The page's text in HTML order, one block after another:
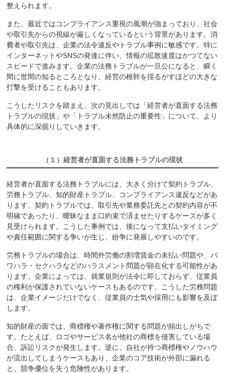
整えられます。
また、最近ではコンプライアンス重視の風潮が強まっており、社会
や取引先からの視線が厳しくなっているという背景があります。消
費者や取引先は、企業の法令違反やトラブル事例に敏感です。特に
インターネットやSNSの発達に伴い、情報の拡散速度はかつてない
スピードで進みます。企業の法務トラブルが一旦公になると、瞬く
間に世間の知るところとなり、経営の根幹を揺るがすほどの大きな
打撃を受けることもあります。
こうしたリスクを踏まえ、次の見出しでは「経営者が直面する法務
トラブルの現状」や「トラブル未然防止の重要性」について、より
具体的に深掘りしていきます。
（１） 経営者が直面する法務トラブルの現状
経営者が直面する法務トラブルには、大きく分けて契約トラブル、
労務トラブル、知的財産トラブル、コンプライアンス違反などがあ
ります。契約トラブルでは、取引先や業務委託先との契約内容が不
明確であったり、曖昧なまま口約束で済ませたりするケースが多く
見受けられます。こうした事例では、後になって支払いタイミング
や責任範囲に関する争いが生じ、紛争に発展しやすいのです。
労務トラブルの場合は、時間外労働の割増賃金の未払い問題や、パ
ワハラ・セクハラなどのハラスメント問題が顕在化する可能性があ
ります。企業によっては、就業規則が法令に即しておらず、従業員
の権利が保護されていないケースもあるのです。こうした労務問題
は、企業イメージだけでなく、従業員の士気や採用にも影響を及ぼ
します。
知的財産の面では、商標権や著作権に関する問題が頻出しがちで
す。たとえば、ロゴやサービス名が他社の商標を侵害している場
合、訴訟リスクが発生します。逆に、自社が持つ商標権やノウハウ
が流出してしまうケースもあり、企業のコア技術が外部に漏れる
と、競争優位を失う危険性があります。